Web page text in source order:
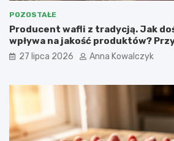
POZOSTAŁE
Producent wafli z tradycją. Jak
wpływa na jakość produktów?
27 lipca 2026 Anna Kowalczyk